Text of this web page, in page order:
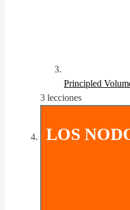
Principled
3 lecciones
LOS